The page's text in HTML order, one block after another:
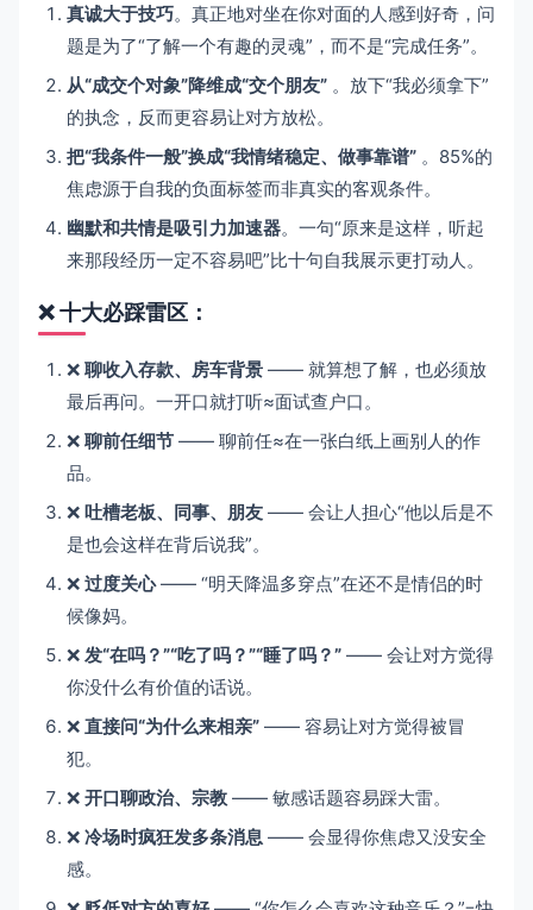
真诚大于技巧。真正地对坐在你对面的人感到好奇，问
题是为了“了解一个有趣的灵魂”，而不是“完成任务”。
从“成交个对象”降维成“交个朋友” 。放下“我必须拿下”
的执念，反而更容易让对方放松。
把“我条件一般”换成“我情绪稳定、做事靠谱” 。85%的
焦虑源于自我的负面标签而非真实的客观条件。
幽默和共情是吸引力加速器。一句“原来是这样，听起
来那段经历一定不容易吧”比十句自我展示更打动人。
❌ 十大必踩雷区：
❌ 聊收入存款、房车背景 —— 就算想了解，也必须放
最后再问。一开口就打听≈面试查户口。
❌ 聊前任细节 —— 聊前任≈在一张白纸上画别人的作
品。
❌ 吐槽老板、同事、朋友 —— 会让人担心“他以后是不
是也会这样在背后说我”。
❌ 过度关心—— “明天降温多穿点”在还不是情侣的时
候像妈。
❌ 发“在吗？”“吃了吗？”“睡了吗？” —— 会让对方觉得
你没什么有价值的话说。
❌ 直接问“为什么来相亲” —— 容易让对方觉得被冒
犯。
❌ 开口聊政治、宗教 —— 敏感话题容易踩大雷。
❌ 冷场时疯狂发多条消息 —— 会显得你焦虑又没安全
感。